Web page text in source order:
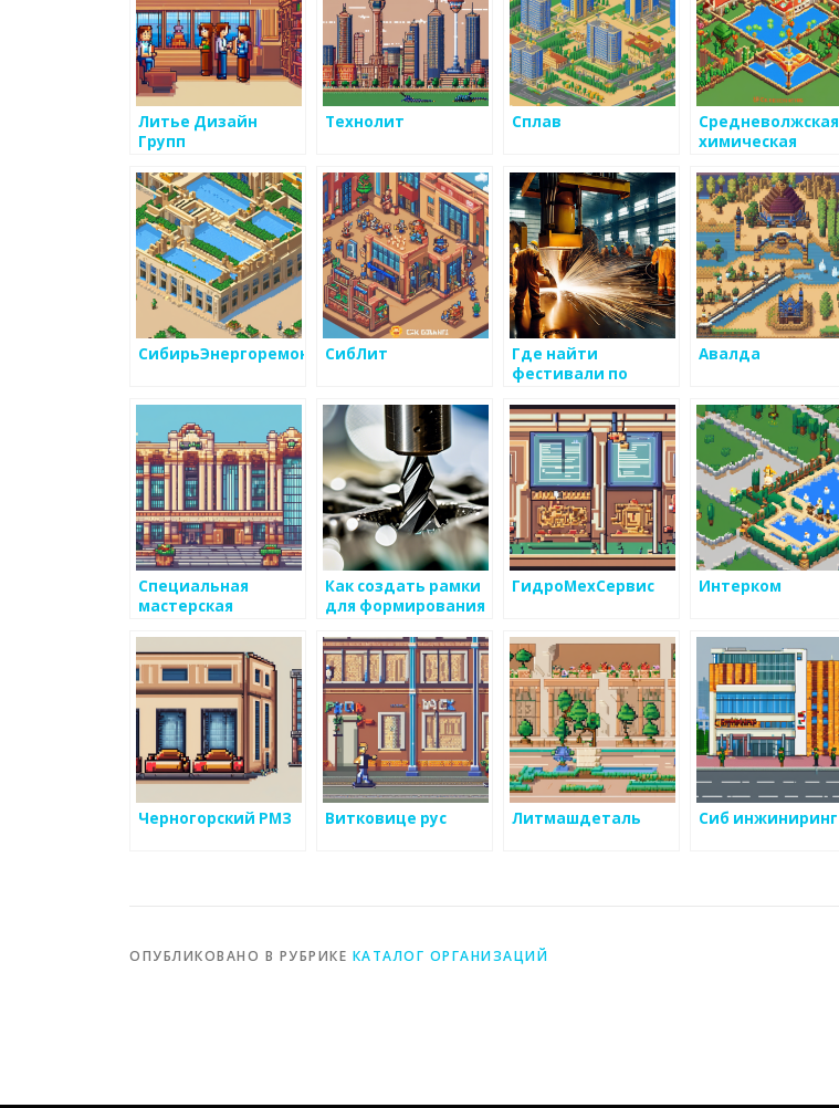
Литье Дизайн
Групп
Технолит Сплав
Средневолжская
химическая
СибирьЭнергоремонт СибЛит
Где найти
фестивали по
Авалда
Специальная
мастерская
Как создать рамки
для формирования
обсуждения
металоизделий
ГидроМехСервис Интерком
Черногорский РМЗ Витковице рус Литмашдеталь Сиб инжиниринг
ОПУБЛИКОВАНО В РУБРИКЕ КАТАЛОГ ОРГАНИЗАЦИЙ